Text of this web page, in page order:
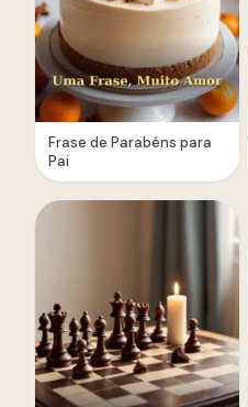
Frase de Parabéns para
Pai